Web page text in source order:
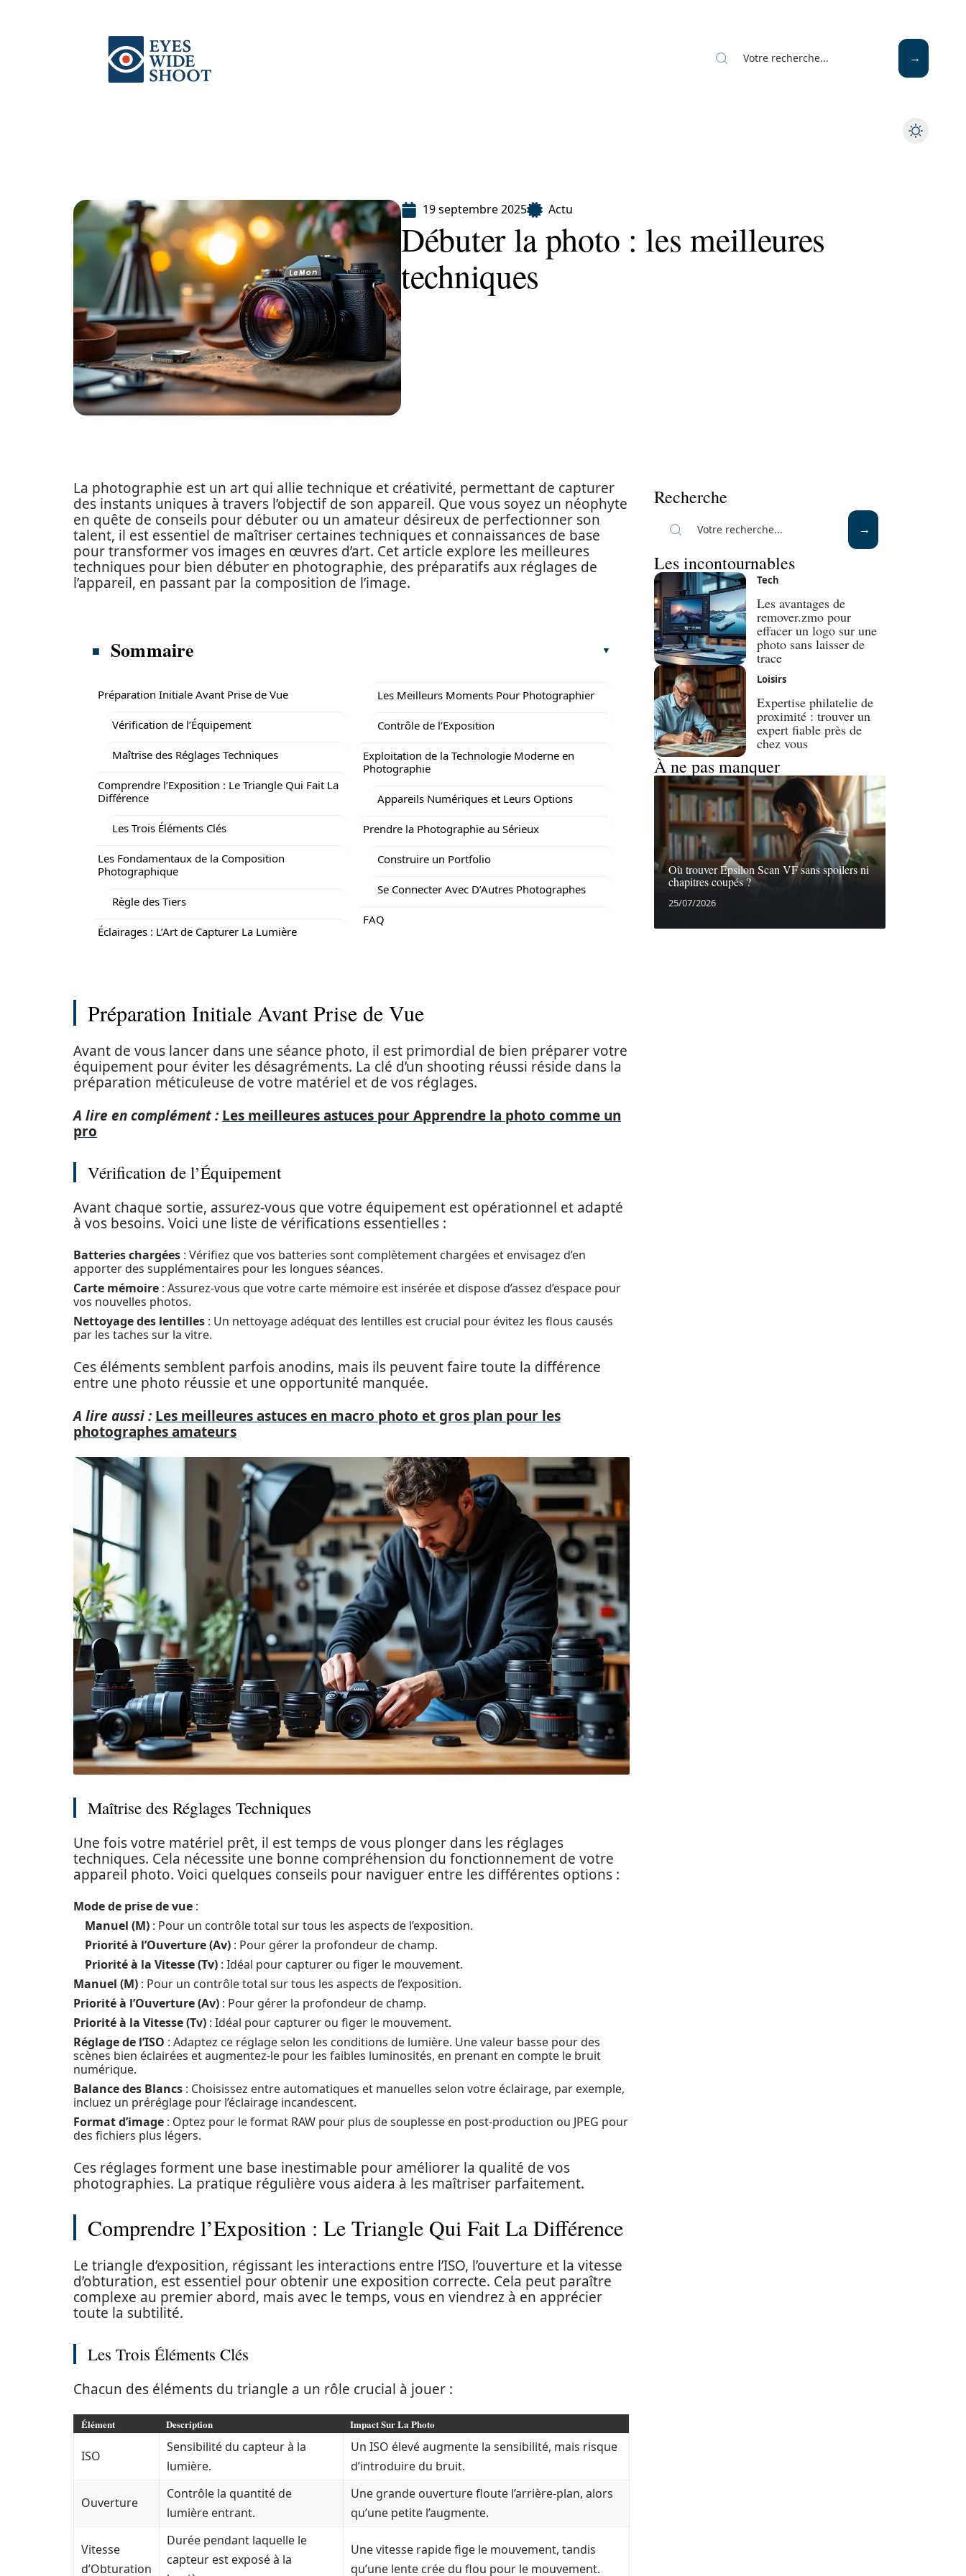
19 septembre 2025 Actu
Débuter la photo : les meilleures
techniques
La photographie est un art qui allie technique et créativité, permettant de capturer
des instants uniques à travers l’objectif de son appareil. Que vous soyez un néophyte
en quête de conseils pour débuter ou un amateur désireux de perfectionner son
talent, il est essentiel de maîtriser certaines techniques et connaissances de base
pour transformer vos images en œuvres d’art. Cet article explore les meilleures
techniques pour bien débuter en photographie, des préparatifs aux réglages de
l’appareil, en passant par la composition de l’image.
Sommaire
Préparation Initiale Avant Prise de Vue
Vérification de l’Équipement
Maîtrise des Réglages Techniques
Comprendre l’Exposition : Le Triangle Qui Fait La
Différence
Les Trois Éléments Clés
Les Fondamentaux de la Composition
Photographique
Règle des Tiers
Éclairages : L’Art de Capturer La Lumière
Les Meilleurs Moments Pour Photographier
Contrôle de l’Exposition
Exploitation de la Technologie Moderne en
Photographie
Appareils Numériques et Leurs Options
Prendre la Photographie au Sérieux
Construire un Portfolio
Se Connecter Avec D’Autres Photographes
FAQ
Préparation Initiale Avant Prise de Vue
Avant de vous lancer dans une séance photo, il est primordial de bien préparer votre
équipement pour éviter les désagréments. La clé d’un shooting réussi réside dans la
préparation méticuleuse de votre matériel et de vos réglages.
A lire en complément : Les meilleures astuces pour Apprendre la photo comme un
pro
Vérification de l’Équipement
Avant chaque sortie, assurez-vous que votre équipement est opérationnel et adapté
à vos besoins. Voici une liste de vérifications essentielles :
Batteries chargées : Vérifiez que vos batteries sont complètement chargées et envisagez d’en
apporter des supplémentaires pour les longues séances.
Carte mémoire : Assurez-vous que votre carte mémoire est insérée et dispose d’assez d’espace pour
vos nouvelles photos.
Nettoyage des lentilles : Un nettoyage adéquat des lentilles est crucial pour évitez les flous causés
par les taches sur la vitre.
Ces éléments semblent parfois anodins, mais ils peuvent faire toute la différence
entre une photo réussie et une opportunité manquée.
A lire aussi : Les meilleures astuces en macro photo et gros plan pour les
photographes amateurs
Maîtrise des Réglages Techniques
Une fois votre matériel prêt, il est temps de vous plonger dans les réglages
techniques. Cela nécessite une bonne compréhension du fonctionnement de votre
appareil photo. Voici quelques conseils pour naviguer entre les différentes options :
Mode de prise de vue :
Manuel (M) : Pour un contrôle total sur tous les aspects de l’exposition.
Priorité à l’Ouverture (Av) : Pour gérer la profondeur de champ.
Priorité à la Vitesse (Tv) : Idéal pour capturer ou figer le mouvement.
Manuel (M) : Pour un contrôle total sur tous les aspects de l’exposition.
Priorité à l’Ouverture (Av) : Pour gérer la profondeur de champ.
Priorité à la Vitesse (Tv) : Idéal pour capturer ou figer le mouvement.
Réglage de l’ISO : Adaptez ce réglage selon les conditions de lumière. Une valeur basse pour des
scènes bien éclairées et augmentez-le pour les faibles luminosités, en prenant en compte le bruit
numérique.
Balance des Blancs : Choisissez entre automatiques et manuelles selon votre éclairage, par exemple,
incluez un préréglage pour l’éclairage incandescent.
Format d’image : Optez pour le format RAW pour plus de souplesse en post-production ou JPEG pour
des fichiers plus légers.
Ces réglages forment une base inestimable pour améliorer la qualité de vos
photographies. La pratique régulière vous aidera à les maîtriser parfaitement.
Comprendre l’Exposition : Le Triangle Qui Fait La Différence
Le triangle d’exposition, régissant les interactions entre l’ISO, l’ouverture et la vitesse
d’obturation, est essentiel pour obtenir une exposition correcte. Cela peut paraître
complexe au premier abord, mais avec le temps, vous en viendrez à en apprécier
toute la subtilité.
Les Trois Éléments Clés
Chacun des éléments du triangle a un rôle crucial à jouer :
Élément Description Impact Sur La Photo
ISO
Sensibilité du capteur à la
lumière.
Un ISO élevé augmente la sensibilité, mais risque
d’introduire du bruit.
Ouverture
Contrôle la quantité de
lumière entrant.
Une grande ouverture floute l’arrière-plan, alors
qu’une petite l’augmente.
Vitesse
d’Obturation
Durée pendant laquelle le
capteur est exposé à la
Une vitesse rapide fige le mouvement, tandis
qu’une lente crée du flou pour le mouvement.
Recherche
Les incontournables
Tech
Les avantages de
remover.zmo pour
effacer un logo sur une
photo sans laisser de
trace
Loisirs
Expertise philatelie de
proximité : trouver un
expert fiable près de
chez vous
À ne pas manquer
Où trouver Epsilon Scan VF sans spoilers ni
chapitres coupés ?
25/07/2026